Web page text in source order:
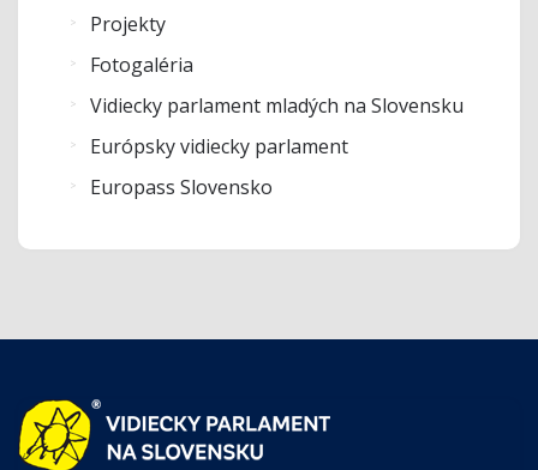
Projekty
Fotogaléria
Vidiecky parlament mladých na Slovensku
Európsky vidiecky parlament
Europass Slovensko